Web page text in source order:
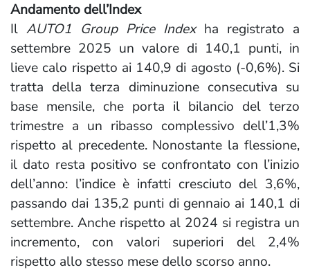
Andamento dell’Index
Il AUTO1 Group Price Indexha registrato a
settembre 2025 un valore di 140,1 punti, in
lieve calo rispetto ai 140,9 di agosto (-0,6%). Si
tratta della terza diminuzione consecutiva su
base mensile, che porta il bilancio del terzo
trimestre a un ribasso complessivo dell’1,3%
rispetto al precedente. Nonostante la flessione,
il dato resta positivo se confrontato con l’inizio
dell’anno: l’indice è infatti cresciuto del 3,6%,
passando dai 135,2 punti di gennaio ai 140,1 di
settembre. Anche rispetto al 2024 si registra un
incremento, con valori superiori del 2,4%
rispetto allo stesso mese dello scorso anno.